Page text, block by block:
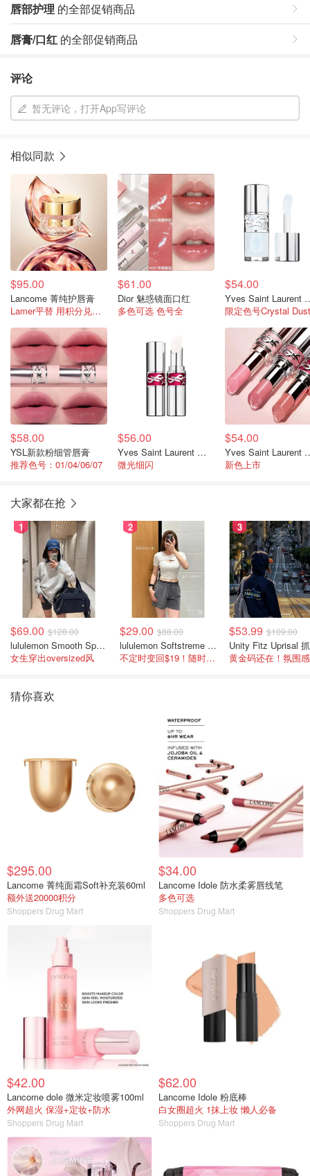
唇部护理 的全部促销商品
唇膏/口红 的全部促销商品
评论
暂无评论，打开App写评论
相似同款
$95.00
Lancome 菁纯护唇膏
Lamer平替 用积分兑换更划算
$61.00
Dior 魅惑镜面口红
多色可选 色号全
$54.00
Yves Saint
限定色号Crystal Dust
$58.00
YSL新款粉细管唇膏
推荐色号：01/04/06/07
$56.00
Yves Saint Laurent 夏日限定银粉唇膏
微光细闪
$54.00
Yves Saint
新色上市
大家都在抢
1
$69.00 $128.00
lululemon Smooth Spacer 经典卫衣
女生穿出oversized风
2
$29.00 $88.00
lululemon Softstreme 女士高腰短裤 10cm
不定时变回$19！随时点进来看
3
$53.99 $109.00
猜你喜欢
$295.00
Lancome 菁纯面霜Soft补充装60ml
额外送20000积分
Shoppers Drug Mart
$34.00
Lancome Idole 防水柔雾唇线笔
多色可选
Shoppers Drug Mart
$42.00
Lancome dole 微米定妆喷雾100ml
外网超火 保湿+定妆+防水
Shoppers Drug Mart
$62.00
Lancome Idole 粉底棒
白女圈超火 1抹上妆 懒人必备
Shoppers Drug Mart